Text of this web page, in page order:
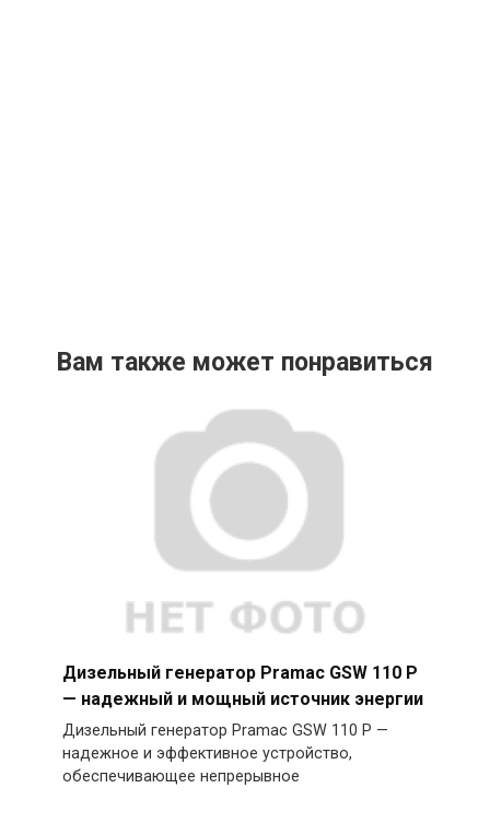
Вам также может понравиться
Дизельный генератор Pramac GSW 110 P
— надежный и мощный источник энергии
Дизельный генератор Pramac GSW 110 P —
надежное и эффективное устройство,
обеспечивающее непрерывное